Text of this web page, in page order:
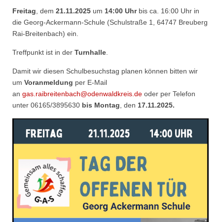
Freitag , dem 21.11.2025 um 14:00 Uhrbis ca. 16:00 Uhr in
die Georg-Ackermann-Schule (Schulstraße 1, 64747 Breuberg
Rai-Breitenbach) ein.
Treffpunkt ist in der Turnhalle
Damit wir diesen Schulbesuchstag planen können bitten wir
um Voranmeldung per E-Mail
an gas.raibreitenbach@odenwaldkreis.de oder per Telefon
unter 06165/3895630 bis Montag , den 17.11.2025.